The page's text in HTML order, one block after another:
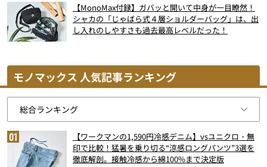
【MonoMax付録】ガバッと開いて中身が一目瞭然！
シャカの「じゃばら式４層ショルダーバッグ」は、出
し入れのしやすさも過去最高レベルだった！
モノマックス 人気記事ランキング
【ワークマンの1,590円冷感デニム】vsユニクロ・無
印で比較！猛暑を乗り切る“涼感ロングパンツ”3選を
徹底解剖。接触冷感から綿100%まで決定版